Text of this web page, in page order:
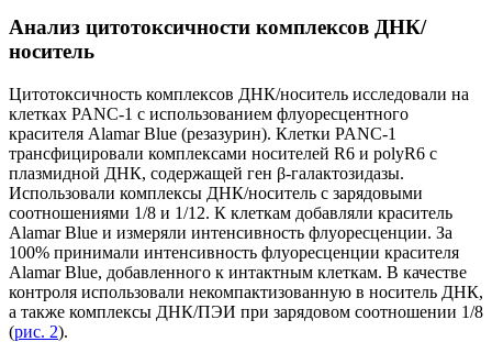
Анализ цитотоксичности комплексов ДНК/
носитель
Цитотоксичность комплексов ДНК/носитель исследовали на
клетках PANC-1 с использованием флуоресцентного
красителя Alamar Blue (резазурин). Клетки PANC-1
трансфицировали комплексами носителей R6 и polyR6 с
плазмидной ДНК, содержащей ген β-галактозидазы.
Использовали комплексы ДНК/носитель с зарядовыми
соотношениями 1/8 и 1/12. К клеткам добавляли краситель
Alamar Blue и измеряли интенсивность флуоресценции. За
100% принимали интенсивность флуоресценции красителя
Alamar Blue, добавленного к интактным клеткам. В качестве
контроля использовали некомпактизованную в носитель ДНК,
а также комплексы ДНК/ПЭИ при зарядовом соотношении 1/8
(рис. 2).